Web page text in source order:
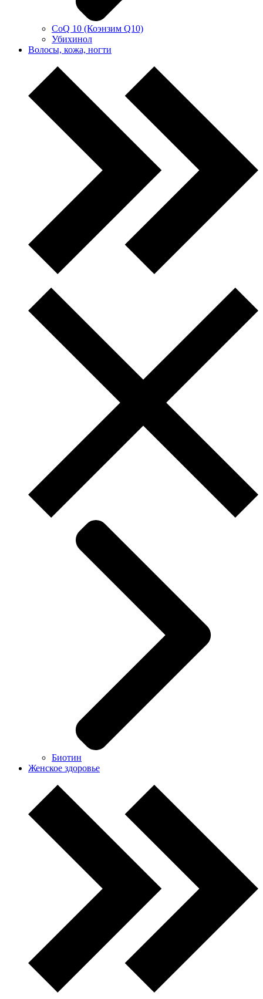
CoQ 10 (Коэнзим Q10)
Убихинол
Волосы, кожа, ногти
Биотин
Женское здоровье